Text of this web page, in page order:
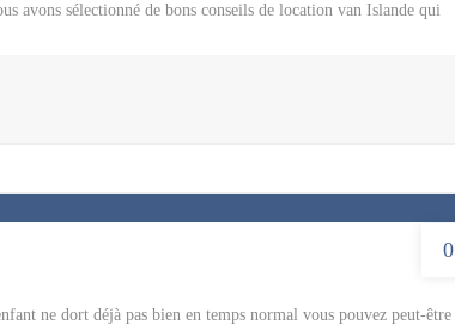
avons sélectionné de bons conseils de location van Islande qui
enfants. Imaginez découvrir des volcans, des glaciers, des
0
ne dort déjà pas bien en temps normal vous pouvez peut-être